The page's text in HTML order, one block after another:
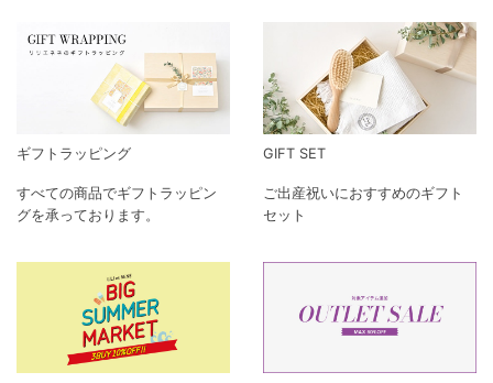
ギフトラッピング
すべての商品でギフトラッピン
グを承っております。
GIFT SET
ご出産祝いにおすすめのギフト
セット